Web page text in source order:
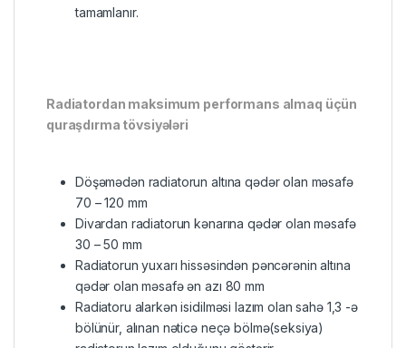
tamamlanır.
Radiatordan maksimum performans almaq üçün
quraşdırma tövsiyələri
Döşəmədən radiatorun altına qədər olan məsafə
70 – 120 mm
Divardan radiatorun kənarına qədər olan məsafə
30 – 50 mm
Radiatorun yuxarı hissəsindən pəncərənin altına
qədər olan məsafə ən azı 80 mm
Radiatoru alarkən isidilməsi lazım olan sahə 1,3 -ə
bölünür, alınan nəticə neçə bölmə(seksiya)